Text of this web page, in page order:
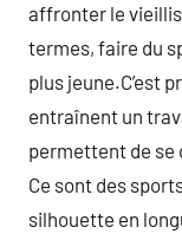
affronter le
termes, faire du
plus jeune.C’est
entraînent un
permettent de se
Ce sont des
silhouette en